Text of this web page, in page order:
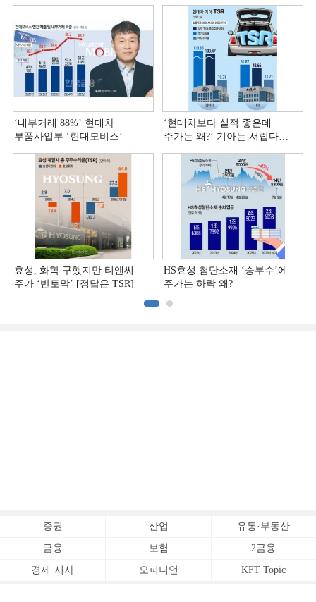
‘내부거래 88%ʼ 현대차
부품사업부 ‘현대모비스ʼ
‘현대차보다 실적 좋은데
주가는 왜?ʼ 기아는 서럽다
효성, 화학 구했지만 티엔씨
주가 ‘반토막’ [정답은 TSR]
HS효성 첨단소재 ‘승부수’에
주가는 하락 왜?
증권 산업 유통·부동산
금융 보험 2금융
경제·시사 오피니언 KFT Topic